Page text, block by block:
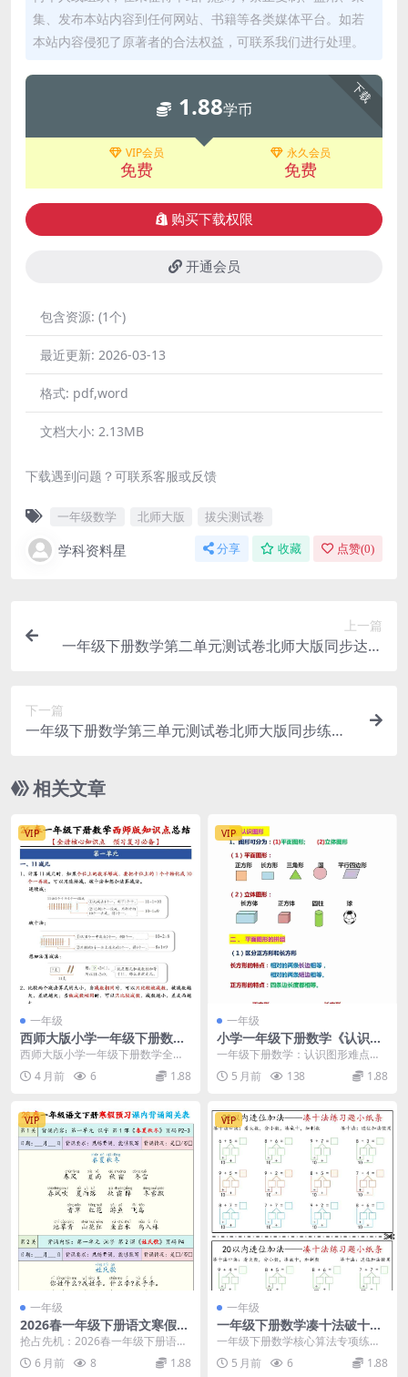
集、发布本站内容到任何网站、书籍等各类媒体平台。如若
本站内容侵犯了原著者的合法权益，可联系我们进行处理。
下载
1.88学币
VIP会员
免费
永久会员
免费
购买下载权限
开通会员
包含资源: (1个)
最近更新: 2026-03-13
格式: pdf,word
文档大小: 2.13MB
下载遇到问题？可联系客服或反馈
一年级数学 北师大版 拔尖测试卷
学科资料星 分享 收藏 点赞(0)
上一篇
一年级下册数学第二单元测试卷北师大版同步达标
下一篇
一年级下册数学第三单元测试卷北师大版同步练习
相关文章
VIP
一年级
西师大版小学一年级下册数学
全册核心知识点归纳总结电子
西师大版小学一年级下册数学全册
核心知识点梳理 大家好，我是学科
星。针对西师版一年...
4 月前 6 1.88
VIP
一年级
小学一年级下册数学《认识图
形》难点知识点总结及图形拼
一年级下册数学：认识图形难点知
识点总结推荐 各位家长和同学，学
科星今日为您整理了...
5 月前 138 1.88
VIP
一年级
2026春一年级下册语文寒假预
习课内背诵闯关表全册同步12
抢占先机：2026春一年级下册语文
寒假预习课内背诵闯关表核心解析
大家好，我是学...
6 月前 8 1.88
VIP
一年级
一年级下册数学凑十法破十法
平十法专项练习题小纸条电子
一年级下册数学核心算法专项练习
预览 凑十法、破十法以及平十法是
一年级数学学习中的...
5 月前 6 1.88